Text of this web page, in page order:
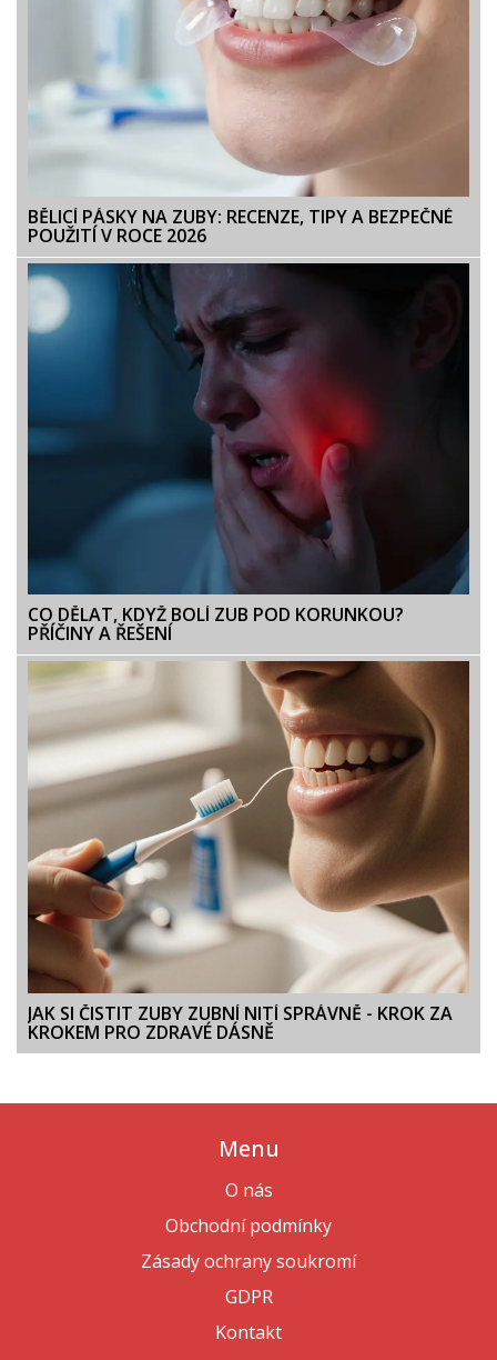
BĚLICÍ PÁSKY NA ZUBY: RECENZE, TIPY A BEZPEČNÉ
POUŽITÍ V ROCE 2026
CO DĚLAT, KDYŽ BOLÍ ZUB POD KORUNKOU?
PŘÍČINY A ŘEŠENÍ
JAK SI ČISTIT ZUBY ZUBNÍ NITÍ SPRÁVNĚ - KROK ZA
KROKEM PRO ZDRAVÉ DÁSNĚ
Menu
O nás
Obchodní podmínky
Zásady ochrany soukromí
GDPR
Kontakt